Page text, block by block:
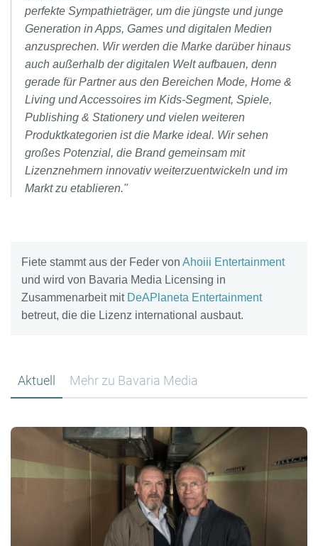
perfekte Sympathieträger, um die jüngste und junge
Generation in Apps, Games und digitalen Medien
anzusprechen. Wir werden die Marke darüber hinaus
auch außerhalb der digitalen Welt aufbauen, denn
gerade für Partner aus den Bereichen Mode, Home &
Living und Accessoires im Kids-Segment, Spiele,
Publishing & Stationery und vielen weiteren
Produktkategorien ist die Marke ideal. Wir sehen
großes Potenzial, die Brand gemeinsam mit
Lizenznehmern innovativ weiterzuentwickeln und im
Markt zu etablieren."
Fiete stammt aus der Feder von Ahoiii Entertainment
und wird von Bavaria Media Licensing in
Zusammenarbeit mit DeAPlaneta Entertainment
betreut, die die Lizenz international ausbaut.
Aktuell Mehr zu Bavaria Media